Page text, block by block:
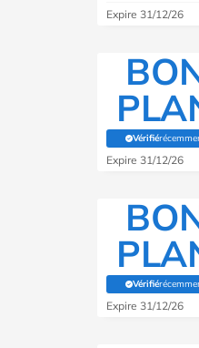
Expire 31/12/26
Vérifié (Vérifié
Expire 31/12/26
Vérifié (Vérifié
Expire 31/12/26